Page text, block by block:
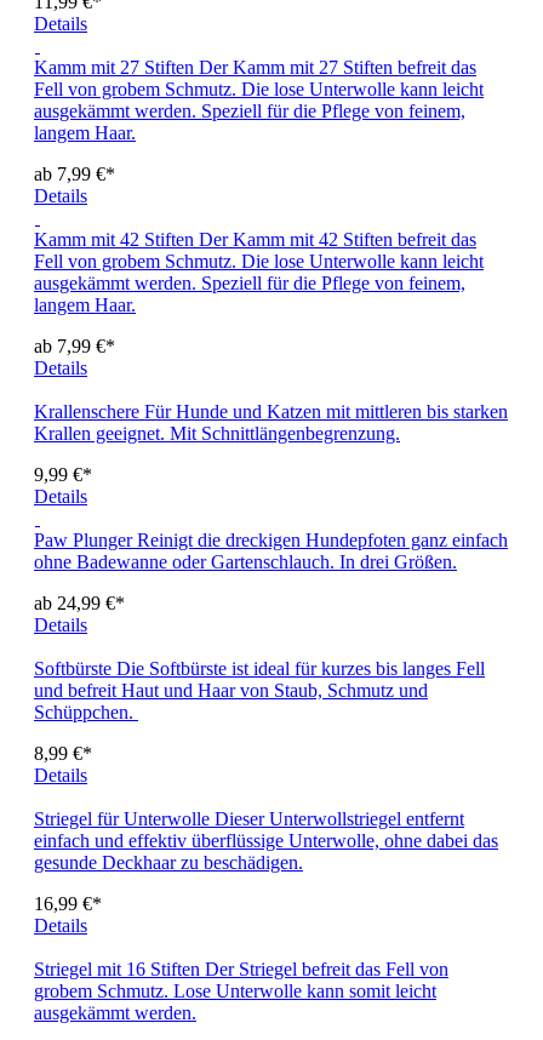
Details
Kamm mit 27 Stiften Der Kamm mit 27 Stiften befreit das
Fell von grobem Schmutz. Die lose Unterwolle kann leicht
ausgekämmt werden. Speziell für die Pflege von feinem,
langem Haar.
ab 7,99 €*
Details
Kamm mit 42 Stiften Der Kamm mit 42 Stiften befreit das
Fell von grobem Schmutz. Die lose Unterwolle kann leicht
ausgekämmt werden. Speziell für die Pflege von feinem,
langem Haar.
ab 7,99 €*
Details
Krallenschere Für Hunde und Katzen mit mittleren bis starken
Krallen geeignet. Mit Schnittlängenbegrenzung.
9,99 €*
Details
Paw Plunger Reinigt die dreckigen Hundepfoten ganz einfach
ohne Badewanne oder Gartenschlauch. In drei Größen.
ab 24,99 €*
Details
Softbürste Die Softbürste ist ideal für kurzes bis langes Fell
und befreit Haut und Haar von Staub, Schmutz und
Schüppchen.
8,99 €*
Details
Striegel für Unterwolle Dieser Unterwollstriegel entfernt
einfach und effektiv überflüssige Unterwolle, ohne dabei das
gesunde Deckhaar zu beschädigen.
16,99 €*
Details
Striegel mit 16 Stiften Der Striegel befreit das Fell von
grobem Schmutz. Lose Unterwolle kann somit leicht
ausgekämmt werden.